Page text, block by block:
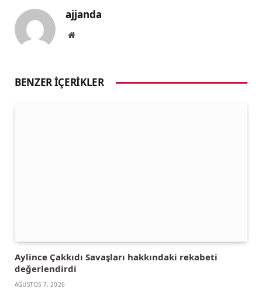
ajjanda
Website
BENZER İÇERIKLER
Aylince Çakkıdı Savaşları hakkındaki rekabeti
değerlendirdi
AĞUSTOS 7, 2026